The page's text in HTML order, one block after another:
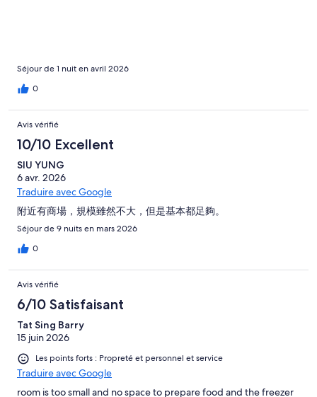
Séjour de 1 nuit en avril 2026
0
Avis vérifié
10/10 Excellent
SIU YUNG
6 avr. 2026
Traduire avec Google
附近有商場，規模雖然不大，但是基本都足夠。
Séjour de 9 nuits en mars 2026
0
Avis vérifié
6/10 Satisfaisant
Tat Sing Barry
15 juin 2026
Les points forts : Propreté et personnel et service
Traduire avec Google
room is too small and no space to prepare food and the freezer